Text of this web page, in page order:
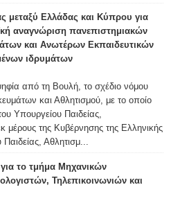
μεταξύ Ελλάδας και Κύπρου για
αναγνώριση πανεπιστημιακών
και Ανωτέρων Εκπαιδευτικών
ιδρυμάτων
από τη Βουλή, το σχέδιο νόμου
και Αθλητισμού, με το οποίο
Υπουργείου Παιδείας,
μέρους της Κυβέρνησης της Ελληνικής
Αθλητισμ...
το τμήμα Μηχανικών
Τηλεπικοινωνιών και